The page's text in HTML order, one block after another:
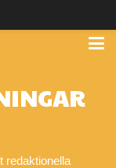
redaktionella